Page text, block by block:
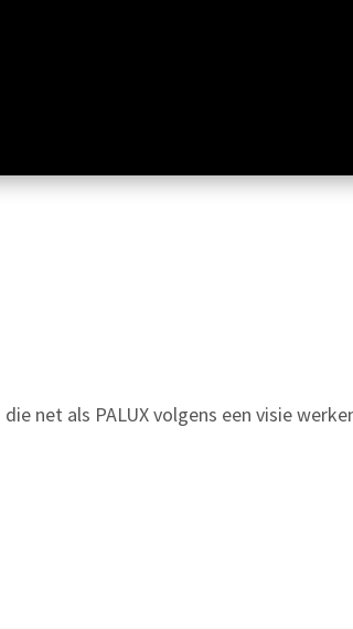
net als PALUX volgens een visie